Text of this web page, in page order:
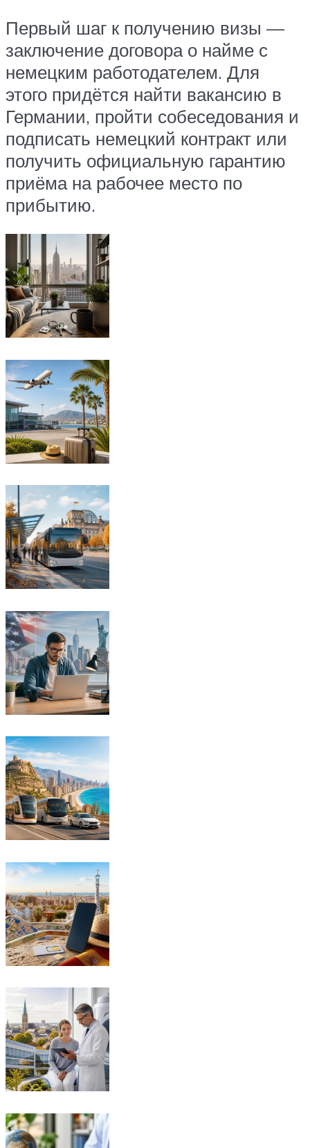
Первый шаг к получению визы —
заключение договора о найме с
немецким работодателем. Для
этого придётся найти вакансию в
Германии, пройти собеседования и
подписать немецкий контракт или
получить официальную гарантию
приёма на рабочее место по
прибытию.